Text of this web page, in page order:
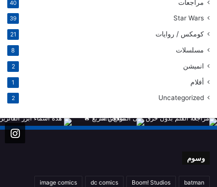
مراجعات 40
Star Wars
39
كومكس / روايات 21
مسلسلات 8
انميشن 2
أفلام 1
Uncategorized
2
وسوم
batman
Boom! Studios
dc comics
image comics